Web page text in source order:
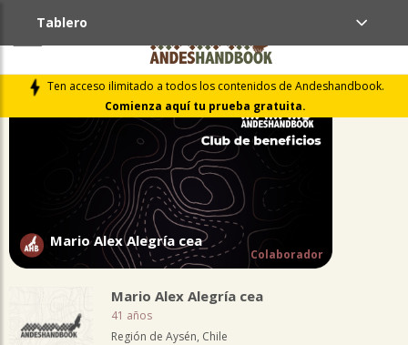
Ten acceso ilimitado a todos los contenidos de Andeshandbook.
Comienza aquí tu prueba gratuita.
Tablero
Mario Alex Alegría cea
Colaborador
Mario Alex Alegría cea
41 años
Región de Aysén, Chile